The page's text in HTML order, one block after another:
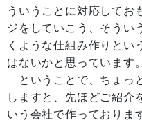
ういうことに対応してお
ジをしていこう、そうい
くような仕組み作りとい
はないかと思っています。
ということで、ちょっ
しますと、先ほどご紹介
いう会社で作っておりま